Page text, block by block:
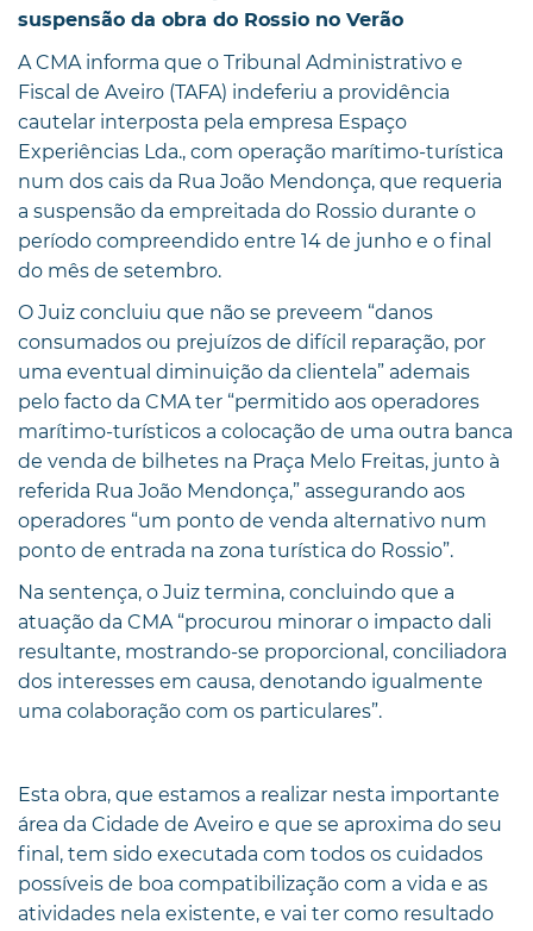
suspensão da obra do Rossio no Verão
A CMA informa que o Tribunal Administrativo e
Fiscal de Aveiro (TAFA) indeferiu a providência
cautelar interposta pela empresa Espaço
Experiências Lda., com operação marítimo-turística
num dos cais da Rua João Mendonça, que requeria
a suspensão da empreitada do Rossio durante o
período compreendido entre 14 de junho e o final
do mês de setembro.
O Juiz concluiu que não se preveem “danos
consumados ou prejuízos de difícil reparação, por
uma eventual diminuição da clientela” ademais
pelo facto da CMA ter “permitido aos operadores
marítimo-turísticos a colocação de uma outra banca
de venda de bilhetes na Praça Melo Freitas, junto à
referida Rua João Mendonça,” assegurando aos
operadores “um ponto de venda alternativo num
ponto de entrada na zona turística do Rossio”.
Na sentença, o Juiz termina, concluindo que a
atuação da CMA “procurou minorar o impacto dali
resultante, mostrando-se proporcional, conciliadora
dos interesses em causa, denotando igualmente
uma colaboração com os particulares”.
Esta obra, que estamos a realizar nesta importante
área da Cidade de Aveiro e que se aproxima do seu
final, tem sido executada com todos os cuidados
possíveis de boa compatibilização com a vida e as
atividades nela existente, e vai ter como resultado